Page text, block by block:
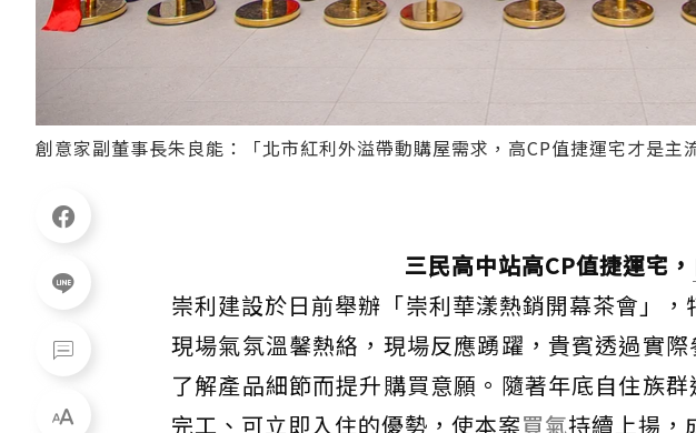
創意家副董事長朱良能：「北市紅利外溢帶動購屋需求，高CP值捷運宅才是主
三民高中站高CP值捷運宅，
崇利建設於日前舉辦「崇利華漾熱銷開幕茶會」
現場氣氛溫馨熱絡，現場反應踴躍，貴賓透過實際
了解產品細節而提升購買意願。隨著年底自住族
完工、可立即入住的優勢，使本案買氣持續上揚，